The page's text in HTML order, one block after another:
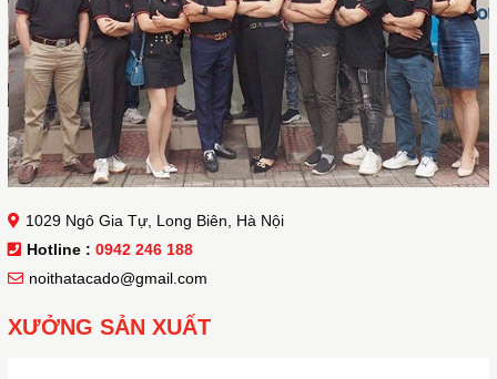
1029 Ngô Gia Tự, Long Biên, Hà Nội
Hotline : 0942 246 188
noithatacado@gmail.com
XƯỞNG SẢN XUẤT